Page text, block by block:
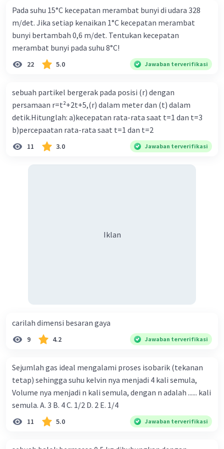
ED 2=CD 2-CE2
ED2 =52-32
ED=√25-9=√16=4 m
sehingga,
FD=AB+ED
FD=4+4=8 m
3. mencari perpindahan dengan pers phytagoras
segitiga AFD
AD2=AF2+FD2
AD2=62 +82
AD2 =36+64
Iklan
Pada suhu 15°C kecepatan merambat bunyi di udara 328
m/det. Jika setiap kenaikan 1°C kecepatan merambat
bunyi bertambah 0,6 m/det. Tentukan kecepatan
merambat bunyi pada suhu 8°C!
22 5.0 Jawaban terverifikasi
sebuah partikel bergerak pada posisi (r) dengan
persamaan r=t²+2t+5,(r) dalam meter dan (t) dalam
detik.Hitunglah: a)kecepatan rata-rata saat t=1 dan t=3
b)percepaatan rata-rata saat t=1 dan t=2
11 3.0 Jawaban terverifikasi
Iklan
carilah dimensi besaran gaya
9 4.2 Jawaban terverifikasi
Sejumlah gas ideal mengalami proses isobarik (tekanan
tetap) sehingga suhu kelvin nya menjadi 4 kali semula,
Volume nya menjadi n kali semula, dengan n adalah ...... kali
semula. A. 3 B. 4 C. 1/2 D. 2 E. 1/4
11 5.0 Jawaban terverifikasi